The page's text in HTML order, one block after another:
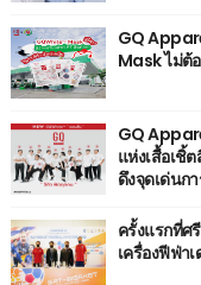
GQ
Mask ไม่ต้
GQ
แห่งเสื้อเชิ้
ดึงจุดเด่นก
ครั้งแรกที่ศ
เครื่องฟีฟ่าเ